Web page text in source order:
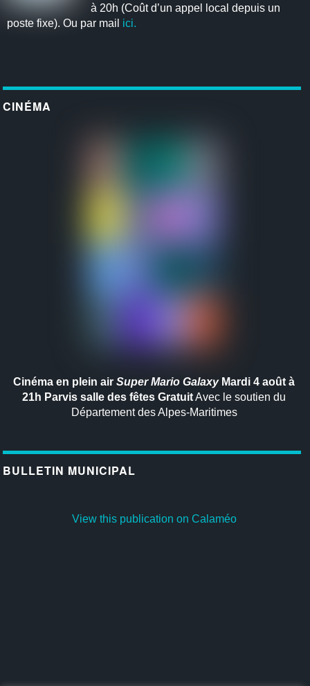
à 20h (Coût d’un appel local depuis un
poste fixe). Ou par mail ici.
CINÉMA
Cinéma en plein air Super Mario GalaxyMardi 4 août à
21h Parvis salle des fêtes GratuitAvec le soutien du
Département des Alpes-Maritimes
BULLETIN MUNICIPAL
View this publication on Calaméo